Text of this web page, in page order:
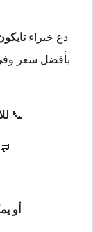
دع خبراء
بأفضل سعر
📞
💬
أو